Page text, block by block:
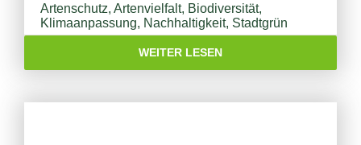
Artenschutz, Artenvielfalt, Biodiversität,
Klimaanpassung, Nachhaltigkeit, Stadtgrün
WEITER LESEN